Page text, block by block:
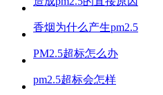
香烟为什么产生pm2.5
PM2.5超标怎么办
pm2.5超标会怎样